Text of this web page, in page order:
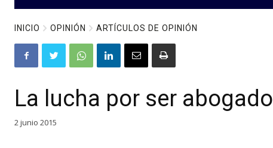
INICIO OPINIÓN ARTÍCULOS DE OPINIÓN
La lucha por ser abogado
2 junio 2015